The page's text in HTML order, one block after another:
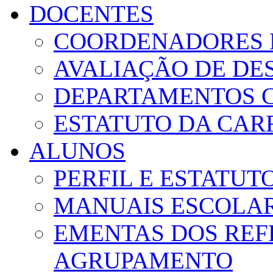
DOCENTES
AVALIAÇÃO DE
DEPARTAMENTOS
ESTATUTO DA
ALUNOS
PERFIL E
MANUAIS
EMENTAS DOS
AGRUPAMENTO